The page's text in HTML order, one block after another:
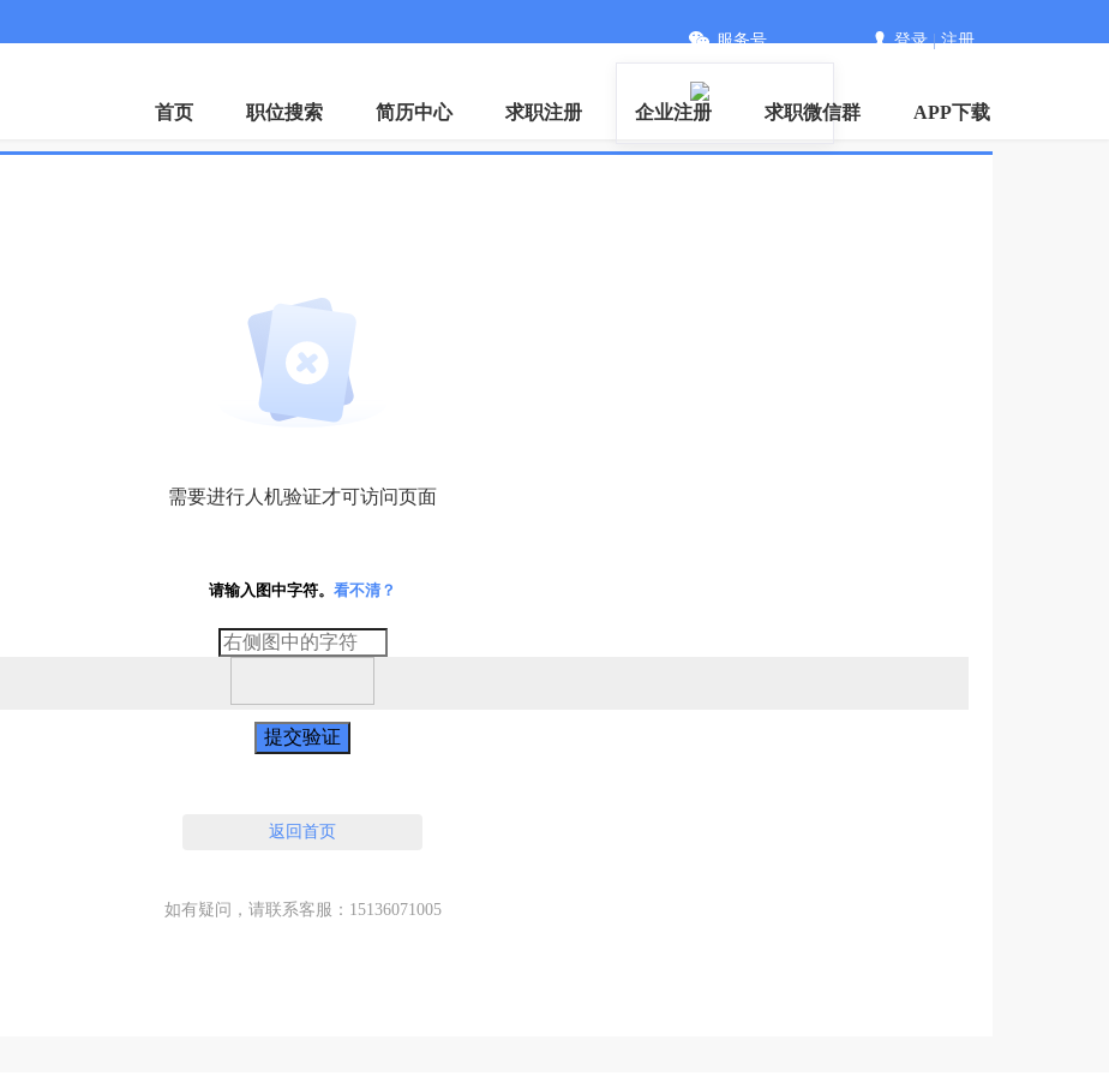
服务号 登录|注册
首页 职位搜索 简历中心 求职注册 企业注册 求职微信群 APP下载
需要进行人机验证才可访问页面
请输入图中字符。 看不清？
提交验证
返回首页
如有疑问，请联系客服：15136071005